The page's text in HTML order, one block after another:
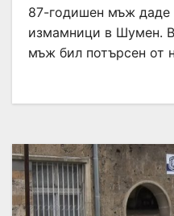
87-годишен мъж даде
измамници в Шумен.
мъж бил потърсен от